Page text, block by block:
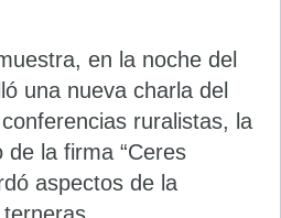
en la noche del
una nueva charla del
ruralistas, la
de la firma “Ceres
aspectos de la